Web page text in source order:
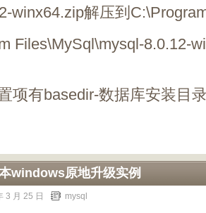
winx64.zip解压到
Files\MySql\mysql-8.0.12-
项有basedir-数据库安装目
windows原地升级实例
3 月 25 日 mysql